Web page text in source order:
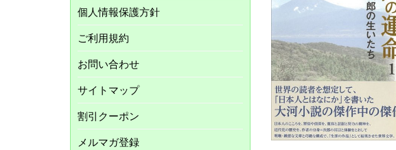
個人情報保護方針
ご利用規約
お問い合わせ
サイトマップ
割引クーポン
メルマガ登録